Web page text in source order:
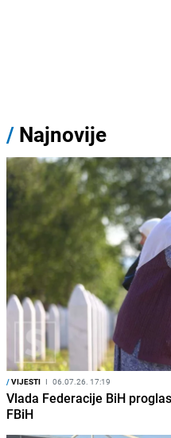
/ Najnovije
/VIJESTI I 06.07.26. 17:19
Vlada Federacije BiH
FBiH